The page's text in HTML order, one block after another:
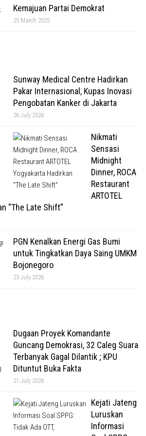
Kemajuan Partai Demokrat
25 March 2025
Sunway Medical Centre Hadirkan
Pakar Internasional, Kupas Inovasi
Pengobatan Kanker di Jakarta
26 July 2026
Nikmati
Sensasi
Midnight
Dinner, ROCA
Restaurant
ARTOTEL
“The Late Shift”
PGN Kenalkan Energi Gas Bumi
untuk Tingkatkan Daya Saing UMKM
Bojonegoro
23 July 2026
Dugaan Proyek Komandante
Guncang Demokrasi, 32 Caleg Suara
Terbanyak Gagal Dilantik ; KPU
Dituntut Buka Fakta
21 July 2026
Kejati Jateng
Luruskan
Informasi